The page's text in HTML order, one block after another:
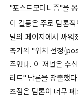
"포스트모더니즘"을
이 갈등은 주로 담론
널의 페이지에서 싸워
축가의 "위치 선정
주었다. 이 저널은 수
리트" 담론을 창출했다.
초점은 담론이 너무